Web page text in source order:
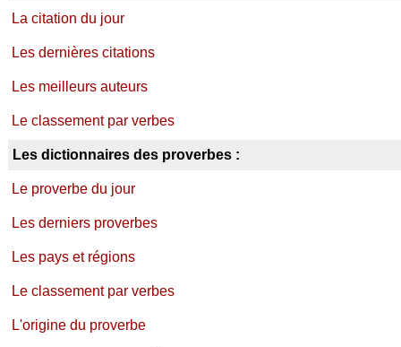
La citation du jour
Les dernières citations
Les meilleurs auteurs
Le classement par verbes
Les dictionnaires des proverbes :
Le proverbe du jour
Les derniers proverbes
Les pays et régions
Le classement par verbes
L'origine du proverbe